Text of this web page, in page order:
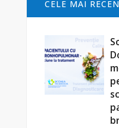
CELE MAI